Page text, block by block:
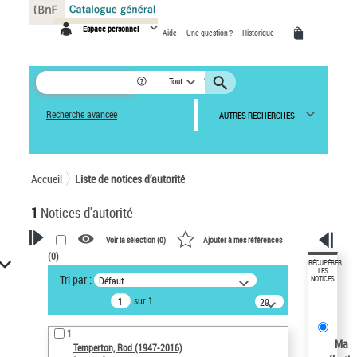
Espace personnel Aide Une question ? Historique
Tout
Recherche avancée AUTRES RECHERCHES
Accueil Liste de notices d’autorité
1 Notices d'autorité
VOTRE RECHERCHE
Recherche avancée dans les
notices d’autorité
Œuvres liées à l'auteur :
Temperton, Rod (1947-2016)
Voir la sélection (0) Ajouter à mes références
(0)
Tri par : Défaut
sur 1
20
résultats/page
1
Temperton, Rod (1947-2016)
RÉCUPÉRER
LES
NOTICES
Ma
Panneau de gestion des cookies